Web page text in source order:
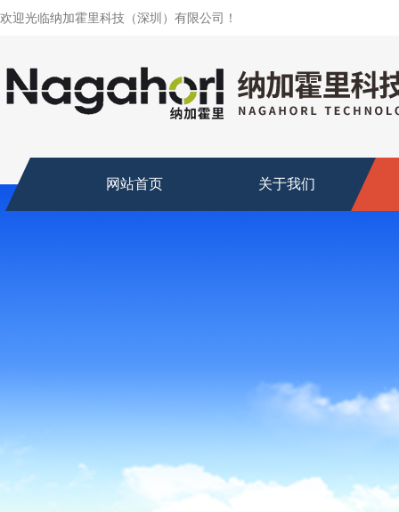
欢迎光临纳加霍里科技（深圳）有限公司！
网站首页 关于我们